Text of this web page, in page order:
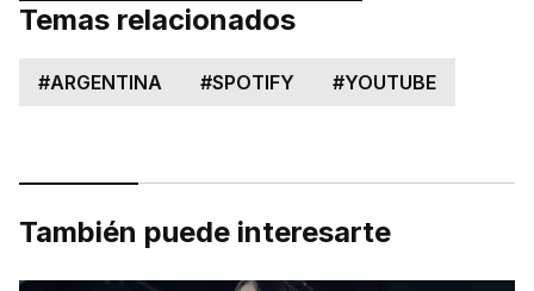
Temas relacionados
#ARGENTINA #SPOTIFY #YOUTUBE
También puede interesarte